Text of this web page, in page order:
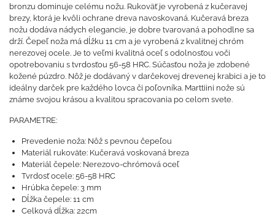
bronzu dominuje celému nožu. Rukoväť je vyrobená z kučeravej
brezy, ktorá je kvôli ochrane dreva navoskovaná. Kučeravá breza
nožu dodáva nádych elegancie, je dobre tvarovaná a pohodlne sa
drží. Čepeľ noža má dĺžku 11 cm a je vyrobená z kvalitnej chróm
nerezovej ocele. Je to veľmi kvalitná oceľ s odolnosťou voči
opotrebovaniu s tvrdosťou 56-58 HRC. Súčasťou noža je zdobené
kožené púzdro. Nôž je dodávaný v darčekovej drevenej krabici a je to
ideálny darček pre každého lovca či poľovníka. Marttiini nože sú
známe svojou krásou a kvalitou spracovania po celom svete.
PARAMETRE:
Prevedenie noža: Nôž s pevnou čepeľou
Materiál rukoväte: Kučeravá voskovaná breza
Materiál čepele: Nerezovo-chrómová oceľ
Tvrdosť ocele: 56-58 HRC
Hrúbka čepele: 3 mm
Dĺžka čepele: 11 cm
Celková dĺžka: 22cm